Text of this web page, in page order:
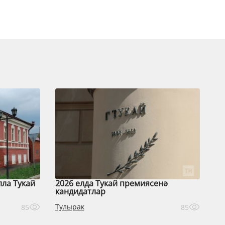
Тукай
85
2026 елда Тукай премиясенә
кандидатлар
Тулырак 85